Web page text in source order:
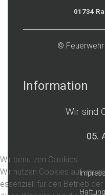
01734
©
Information
Wir sind
05.
Wir benutzen Cookies
Wir nutzen Cookies auf
essenziell für den Betrieb